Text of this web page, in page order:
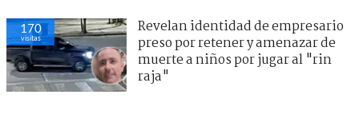
170
visitas
Revelan identidad de empresario
preso por retener y amenazar de
muerte a niños por jugar al "rin
raja"